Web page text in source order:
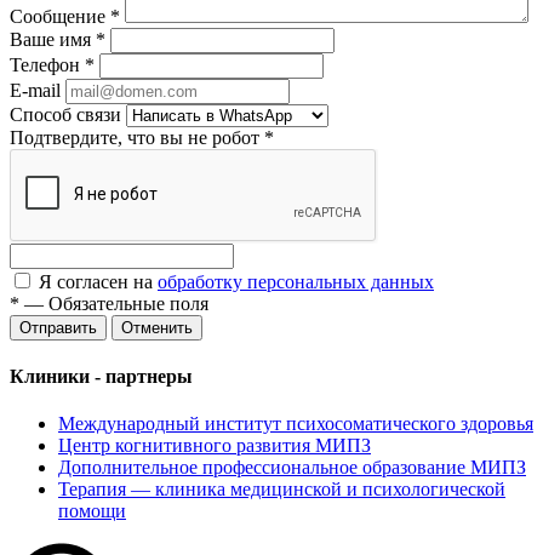
Сообщение *
Ваше имя *
Телефон *
E-mail
Способ связи
Подтвердите, что вы не робот *
Я согласен на обработку персональных данных
* — Обязательные поля
Отменить
Клиники - партнеры
Международный институт психосоматического здоровья
Центр когнитивного развития МИПЗ
Дополнительное профессиональное образование МИПЗ
Терапия — клиника медицинской и психологической
помощи